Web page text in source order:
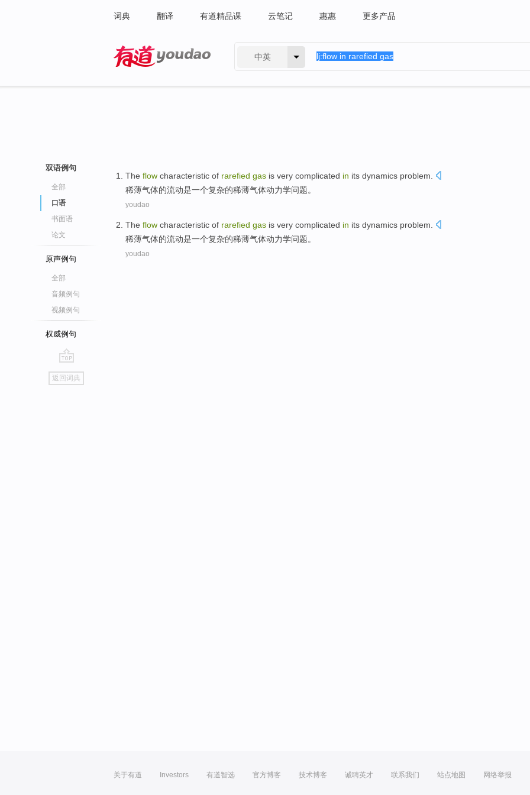
词典 翻译 有道精品课 云笔记 惠惠 更多产品
中英
双语例句
全部
口语
书面语
论文
原声例句
全部
音频例句
视频例句
权威例句
go
top
返回词典
The flow characteristic of rarefied gas is very complicated in its dynamics problem
稀薄气体的流动是一个复杂的稀薄气体动力学问题。
youdao
The flow characteristic of rarefied gas is very complicated in its dynamics problem
稀薄气体的流动是一个复杂的稀薄气体动力学问题。
youdao
关于有道 Investors 有道智选 官方博客 技术博客 诚聘英才 联系我们 站点地图 网络举报